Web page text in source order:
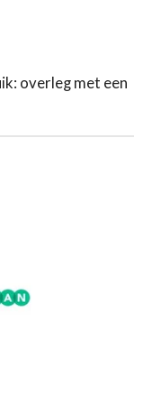
overleg met een